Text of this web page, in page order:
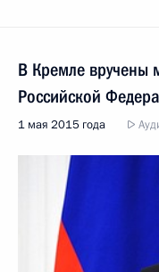
В Кремле вручены
Российской
1 мая 2015 года